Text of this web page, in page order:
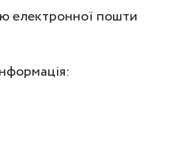
електронної пошти